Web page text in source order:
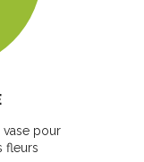
vase pour
fleurs